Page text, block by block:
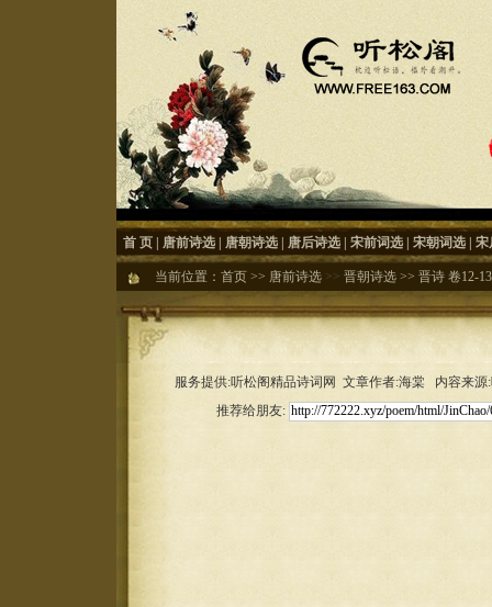
首 页 唐前诗选 唐朝诗选 唐后诗选 宋前词选 宋朝词选 宋
当前位置： 首页 >> 唐前诗选 >> 晋朝诗选 >> 晋诗 卷12-13
服务提供:听松阁精品诗词网 文章作者:海棠 内容来
推荐给朋友: